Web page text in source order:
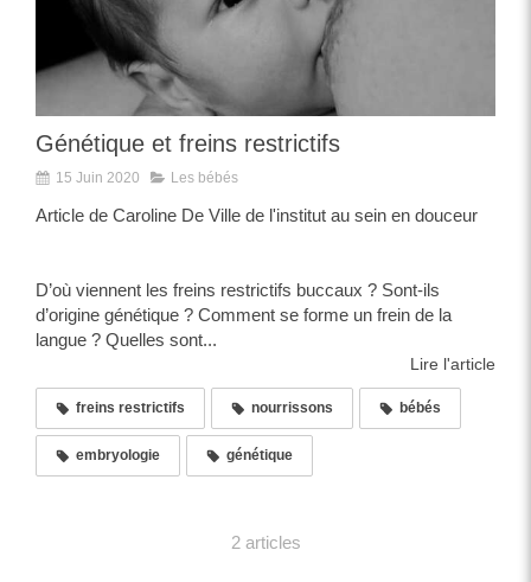
Génétique et freins restrictifs
15 Juin 2020 Les bébés
Article de Caroline De Ville de l'institut au sein en douceur
D’où viennent les freins restrictifs buccaux ? Sont-ils
d’origine génétique ? Comment se forme un frein de la
langue ? Quelles sont...
Lire l'article
freins restrictifs nourrissons bébés
embryologie génétique
2 articles